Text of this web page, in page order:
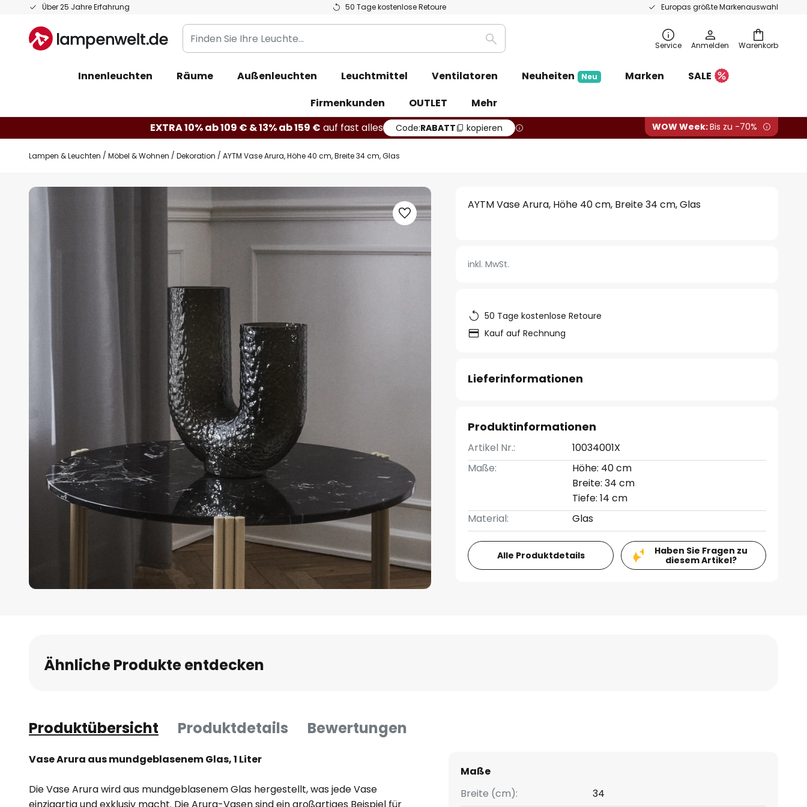
Über 25 Jahre Erfahrung 50 Tage kostenlose Retoure Europas größte Markenauswahl
Zum
springen
Warenkorb
Finden
Sie
Leuchte...
Suche Service Anmelden
Innenleuchten Räume Außenleuchten Leuchtmittel Ventilatoren Neuheiten Neu Marken
SALE
Firmenkunden
OUTLET
Mehr
EXTRA 10% ab 109 € & 13% ab 159 € auf fast alles Code:RABATT kopieren WOW Week:Bis zu -70%
Lampen & Leuchten Möbel & Wohnen Dekoration AYTM Vase Arura, Höhe 40 cm, Breite 34 cm, Glas
Zum
Ende
Bildgalerie
springen
AYTM Vase Arura, Höhe 40 cm, Breite 34 cm, Glas
inkl. MwSt.
50 Tage kostenlose Retoure
Kauf auf Rechnung
Lieferinformationen
Produktinformationen
Artikel Nr.:
10034001X
Maße:
Höhe: 40 cm
Breite: 34 cm
Tiefe: 14 cm
Material:
Glas
Alle Produktdetails
Haben Sie Fragen zu
diesem Artikel?
Ähnliche Produkte entdecken
Produktübersicht Produktdetails Bewertungen
Vase Arura aus mundgeblasenem Glas, 1 Liter
Die Vase Arura wird aus mundgeblasenem Glas hergestellt, was jede Vase
Maße
Breite (cm):
34